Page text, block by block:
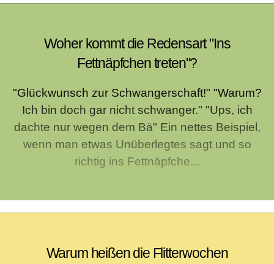
Woher kommt die Redensart "Ins
Fettnäpfchen treten"?
"Glückwunsch zur Schwangerschaft!" "Warum?
Ich bin doch gar nicht schwanger." "Ups, ich
dachte nur wegen dem Bä" Ein nettes Beispiel,
wenn man etwas Unüberlegtes sagt und so
richtig ins Fettnäpfche...
Warum heißen die Flitterwochen